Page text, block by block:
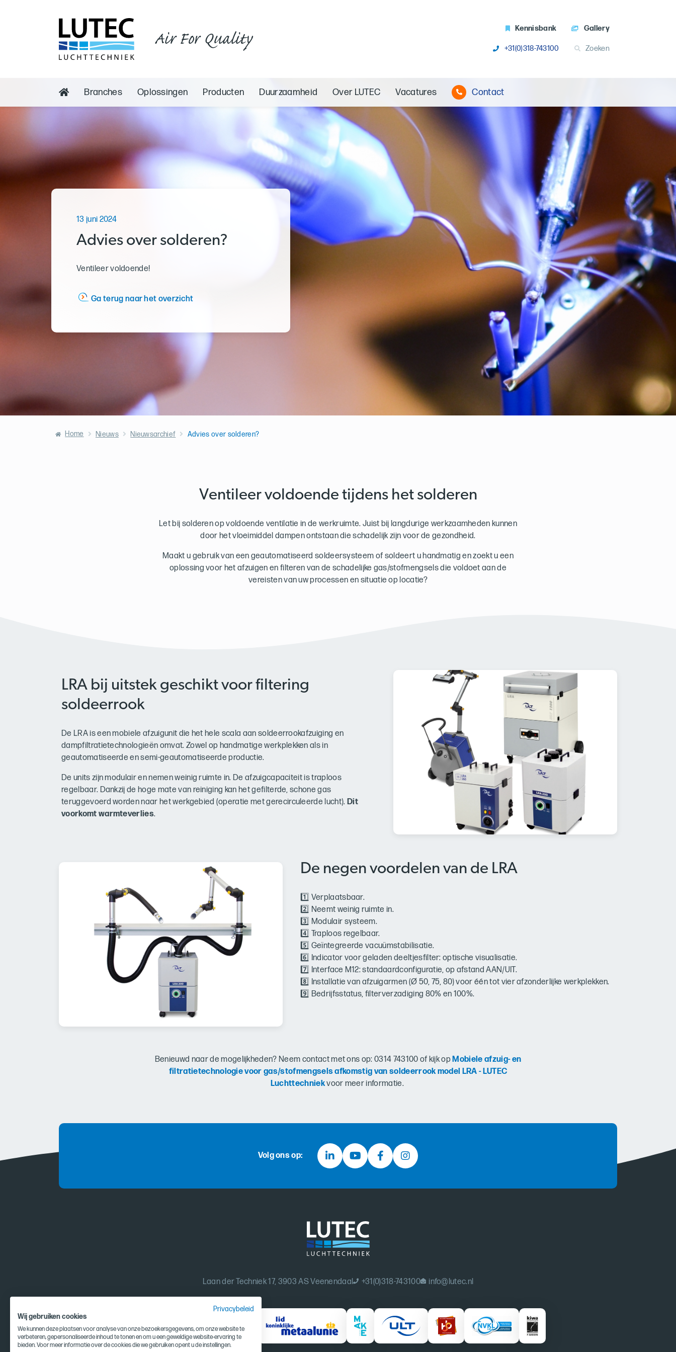
Air For Quality Kennisbank Gallery
+31(0)318-743100 Zoeken
Branches Oplossingen Producten Duurzaamheid Over LUTEC Vacatures Contact
13 juni 2024
Advies over solderen?
Ventileer voldoende!
Ga terug naar het overzicht
Home Nieuws Nieuwsarchief Advies over solderen?
Ventileer voldoende tijdens het solderen
Let bij solderen op voldoende ventilatie in de werkruimte. Juist bij langdurige werkzaamheden kunnen
door het vloeimiddel dampen ontstaan die schadelijk zijn voor de gezondheid.
Maakt u gebruik van een geautomatiseerd soldeersysteem of soldeert u handmatig en zoekt u een
oplossing voor het afzuigen en filteren van de schadelijke gas/stofmengsels die voldoet aan de
vereisten van uw processen en situatie op locatie?
LRA bij uitstek geschikt voor filtering
soldeerrook
De LRA is een mobiele afzuigunit die het hele scala aan soldeerrookafzuiging en
dampfiltratietechnologieën omvat. Zowel op handmatige werkplekken als in
geautomatiseerde en semi-geautomatiseerde productie.
De units zijn modulair en nemen weinig ruimte in. De afzuigcapaciteit is traploos
regelbaar. Dankzij de hoge mate van reiniging kan het gefilterde, schone gas
teruggevoerd worden naar het werkgebied (operatie met gerecirculeerde lucht). Dit
voorkomt warmteverlies.
De negen voordelen van de LRA
1️⃣ Verplaatsbaar.
2️⃣ Neemt weinig ruimte in.
3️⃣ Modulair systeem.
4️⃣ Traploos regelbaar.
5️⃣ Geïntegreerde vacuümstabilisatie.
6️⃣ Indicator voor geladen deeltjesfilter: optische visualisatie.
7️⃣ Interface M12: standaardconfiguratie, op afstand AAN/UIT.
8️⃣ Installatie van afzuigarmen (Ø 50, 75, 80) voor één tot vier afzonderlijke werkplekken.
9️⃣ Bedrijfsstatus, filterverzadiging 80% en 100%.
Benieuwd naar de mogelijkheden? Neem contact met ons op: 0314 743100 of kijk opMobiele afzuig- en
filtratietechnologie voor gas/stofmengsels afkomstig van soldeerrook model LRA - LUTEC
Luchttechniekvoor meer informatie.
Volg ons op:
Laan der Techniek 17, 3903 AS Veenendaal +31(0)318-743100 info@lutec.nl
Privacybeleid
Wij gebruiken cookies
We kunnen deze plaatsen voor analyse van onze bezoekersgegevens, om onze website te
verbeteren, gepersonaliseerde inhoud te tonen en om u een geweldige website-ervaring te
bieden. Voor meer informatie over de cookies die we gebruiken opent u de instellingen.